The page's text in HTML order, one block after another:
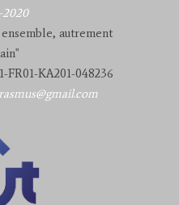
2020
autrement
FR01-KA201-048236